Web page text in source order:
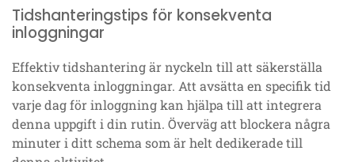
Tidshanteringstips för konsekventa
inloggningar
Effektiv tidshantering är nyckeln till att säkerställa
konsekventa inloggningar. Att avsätta en specifik tid
varje dag för inloggning kan hjälpa till att integrera
denna uppgift i din rutin. Överväg att blockera några
minuter i ditt schema som är helt dedikerade till